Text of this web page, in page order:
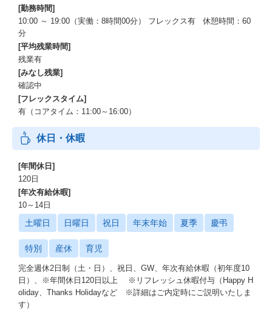
マーケットから直接引き寄せる戦略的なミッションを担えます。
・採用×タレントマネジメントの高度な連動
「採用して完了」ではなく、人材開発チームと連携し、入社後の
パフォーマンスデータを採用戦略にフィードバック。
「真に活躍する人材要件」を科学的にアップデートし続ける面白
さがあります。
・新たな採用手法の創出
現在注力しているアルムナイネットワークの構築やリファラル採
用の活性化をはじめ、新たな採用手法を自ら企画し、実行までチ
ャレンジできる環境です。
[勤務時間]
10:00 ～ 19:00（実働：8時間00分） フレックス有 休憩時間：60
分
[平均残業時間]
残業有
[みなし残業]
確認中
[フレックスタイム]
有（コアタイム：11:00～16:00）
休日・休暇
[年間休日]
120日
[年次有給休暇]
10～14日
土曜日 日曜日 祝日 年末年始 夏季 慶弔
特別 産休 育児
完全週休2日制（土・日）、祝日、GW、年次有給休暇（初年度10
日）、※年間休日120日以上 ※リフレッシュ休暇付与（Happy H
oliday、Thanks Holidayなど ※詳細はご内定時にご説明いたしま
す）